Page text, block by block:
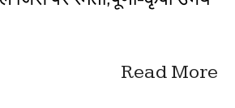
Read More